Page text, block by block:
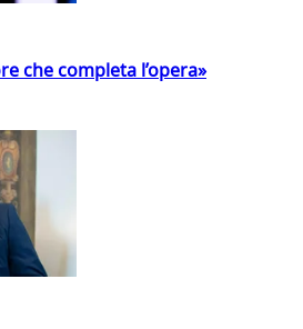
che completa l’opera»